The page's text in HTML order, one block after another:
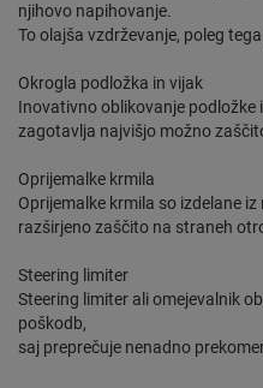
njihovo napihovanje.
To olajša vzdrževanje, poleg
Okrogla podložka in vijak
Inovativno oblikovanje podložke
zagotavlja najvišjo možno
Oprijemalke krmila
Oprijemalke krmila so izdelane
razširjeno zaščito na straneh
Steering limiter
Steering limiter ali omejevalnik
poškodb,
saj preprečuje nenadno